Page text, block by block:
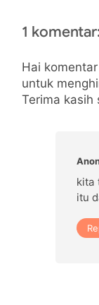
1
Hai
untuk
Terima kasih
kita
itu